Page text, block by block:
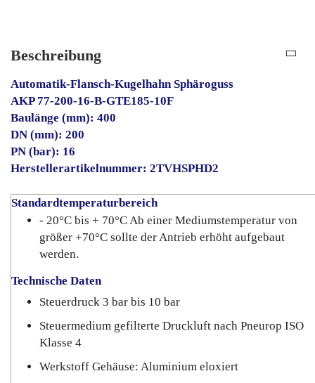
Beschreibung
Automatik-Flansch-Kugelhahn Sphäroguss
AKP 77-200-16-B-GTE185-10F
Baulänge (mm): 400
DN (mm): 200
PN (bar): 16
Herstellerartikelnummer: 2TVHSPHD2
Standardtemperaturbereich
- 20°C bis + 70°C Ab einer Mediumstemperatur von
größer +70°C sollte der Antrieb erhöht aufgebaut
werden.
Technische Daten
Steuerdruck 3 bar bis 10 bar
Steuermedium gefilterte Druckluft nach Pneurop ISO
Klasse 4
Werkstoff Gehäuse: Aluminium eloxiert